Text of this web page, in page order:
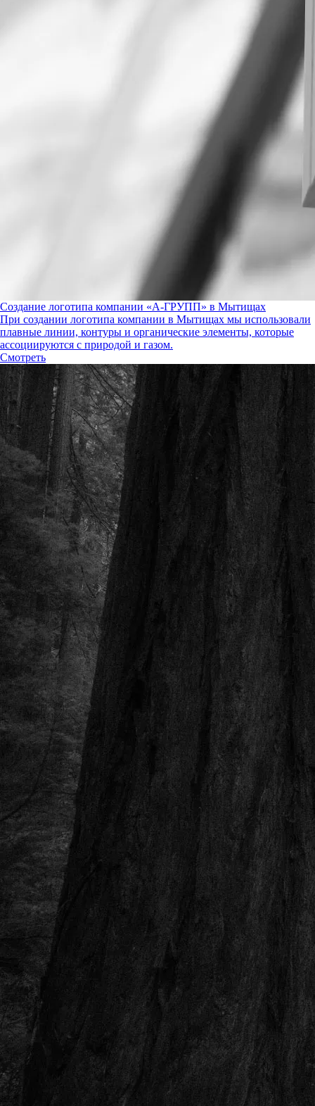
Создание логотипа компании «А-ГРУПП» в Мытищах
При создании логотипа компании в Мытищах мы использовали
плавные линии, контуры и органические элементы, которые
ассоциируются с природой и газом.
Смотреть